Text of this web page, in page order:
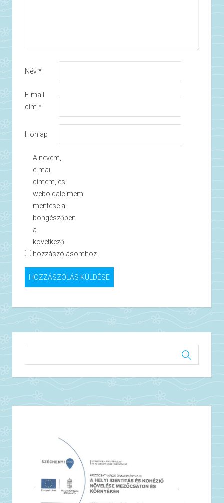
Név*
E-mail
cím *
Honlap
A nevem,
e-mail
címem, és
weboldalcímem
mentése a
böngészőben
a
következő
hozzászólásomhoz.